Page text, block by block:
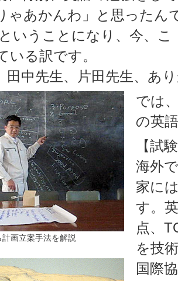
ゃあかんわ」と思ったん
いうことになり、今、
いる訳です。
田中先生、片田先生、あ
画立案手法を解説
では
の英
【試
海外
家に
す。
点、
を技
国際